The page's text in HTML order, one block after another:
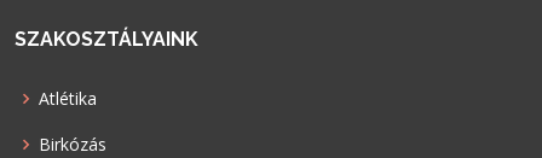
SZAKOSZTÁLYAINK
Atlétika
Birkózás